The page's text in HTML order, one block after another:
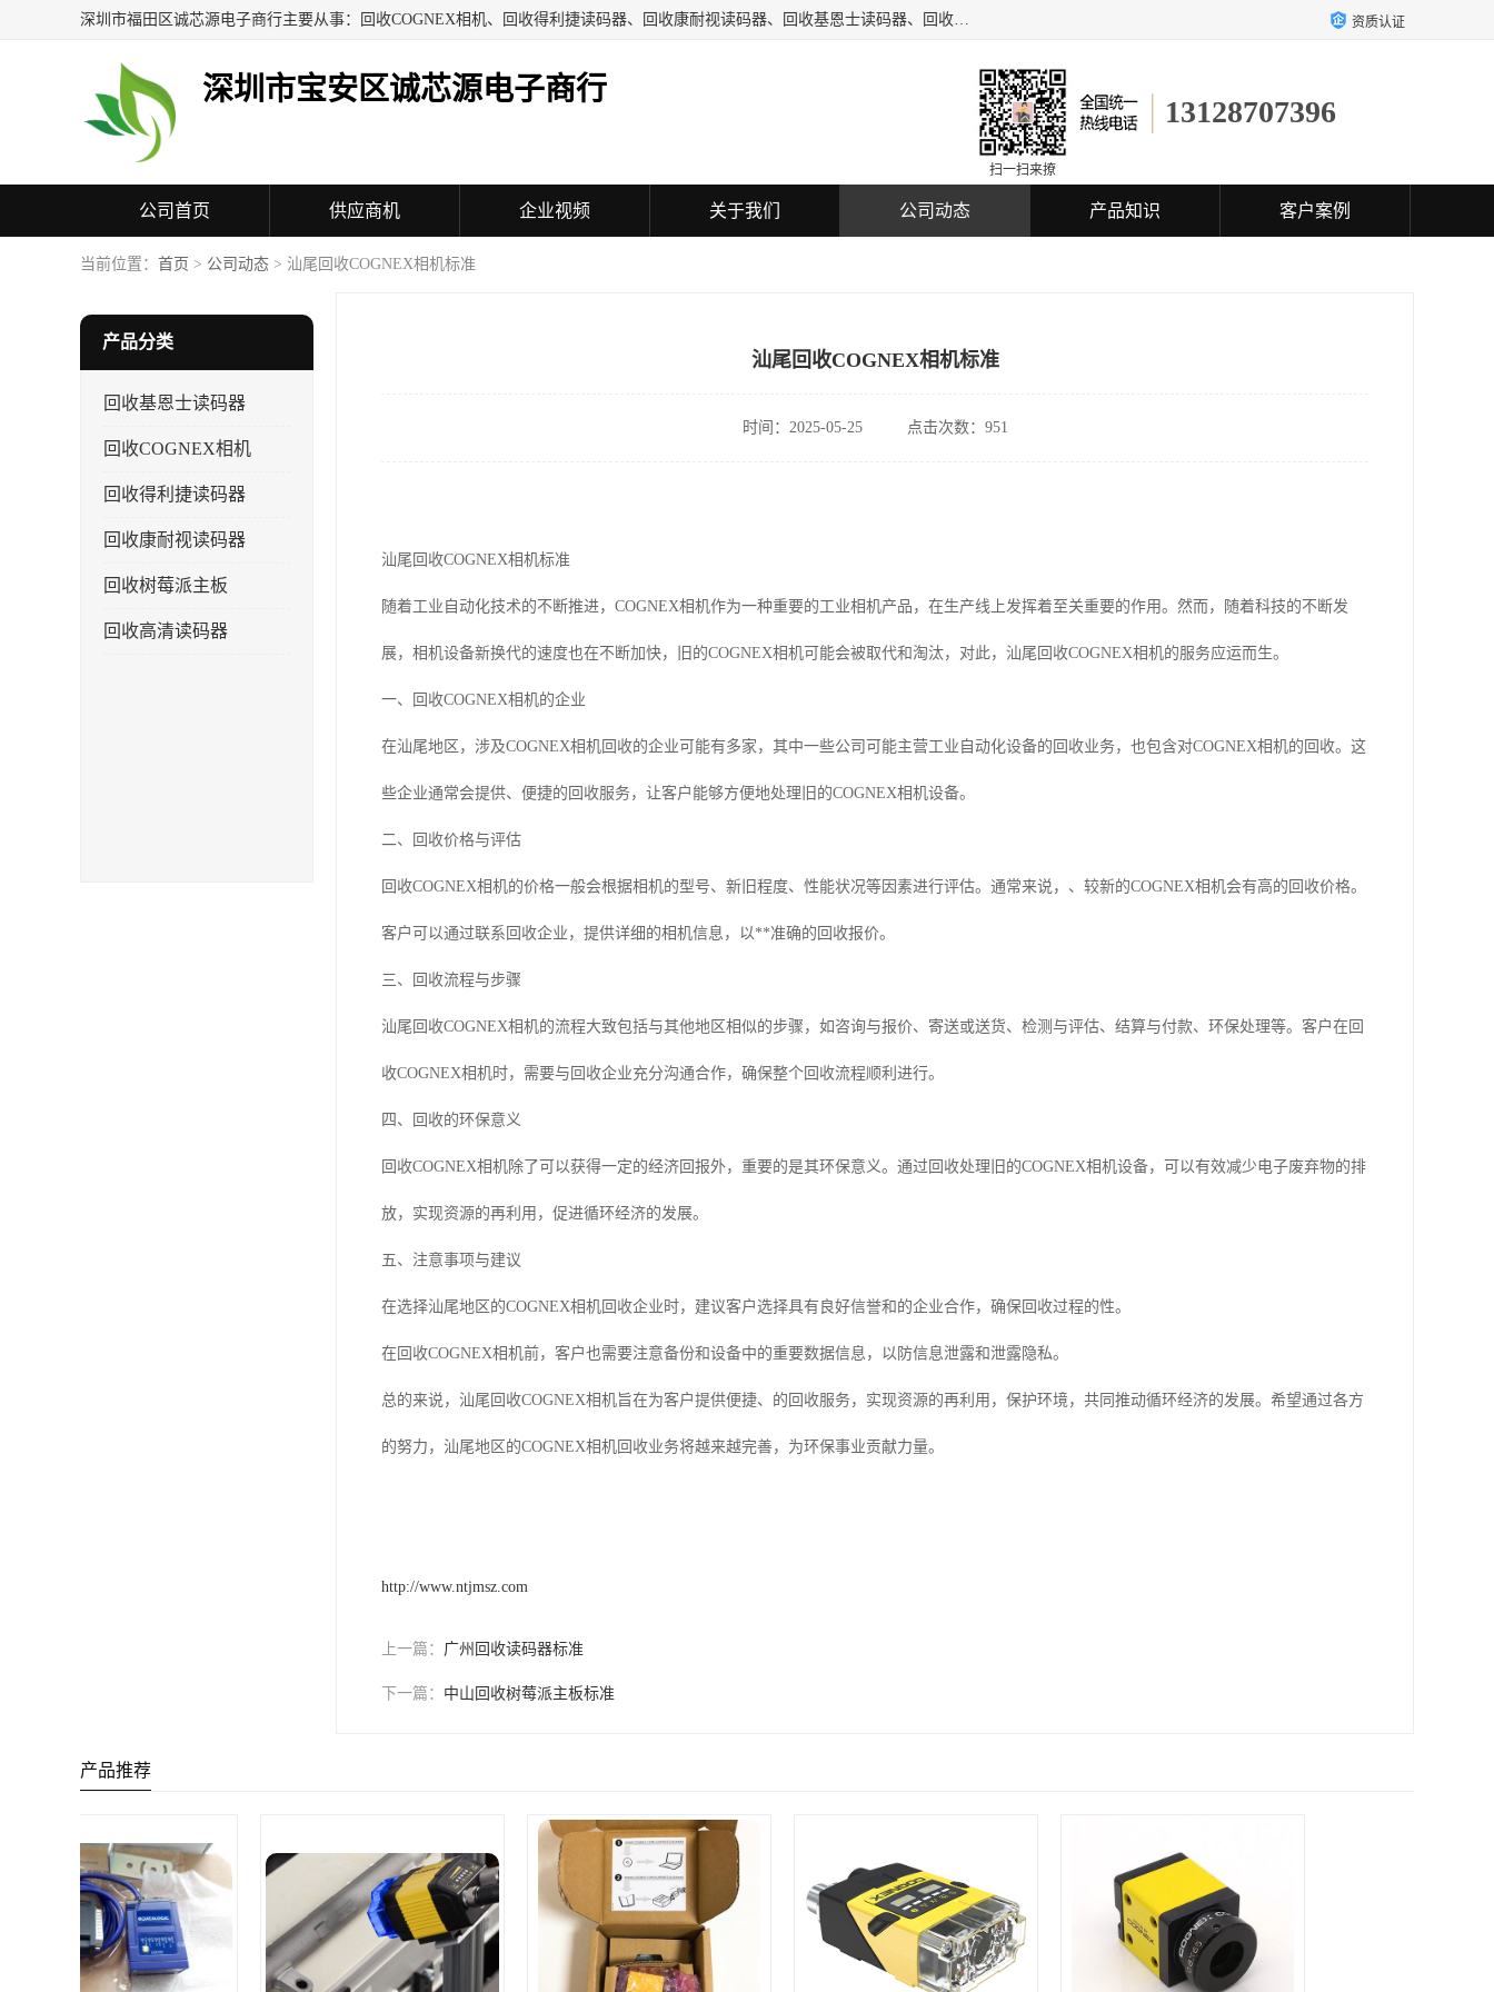
深圳市福田区诚芯源电子商行主要从事：回收COGNEX相机、回收得利捷读码器、回收康耐视读码器、回收基恩士读码器、回收工业自动化设备、机械设备及配件、机电设备及配件、通讯设备、可编程控制器、模块、触摸屏、工业相机、镜头、传感器、放大器、读码器、加密狗等回收业务。 资质认证
深圳市宝安区诚芯源电子商行
13128707396
扫一扫来撩
公司首页 供应商机 企业视频 关于我们 公司动态 产品知识 客户案例
联系方式
当前位置： 首页 > 公司动态 > 汕尾回收COGNEX相机标准
产品分类
回收基恩士读码器
回收COGNEX相机
回收得利捷读码器
回收康耐视读码器
回收树莓派主板
回收高清读码器
汕尾回收COGNEX相机标准
时间：2025-05-25 点击次数：951
汕尾回收COGNEX相机标准
随着工业自动化技术的不断推进，COGNEX相机作为一种重要的工业相机产品，在生产线上发挥着至关重要的作用。然而，随着科技的不断发
展，相机设备新换代的速度也在不断加快，旧的COGNEX相机可能会被取代和淘汰，对此，汕尾回收COGNEX相机的服务应运而生。
一、回收COGNEX相机的企业
在汕尾地区，涉及COGNEX相机回收的企业可能有多家，其中一些公司可能主营工业自动化设备的回收业务，也包含对COGNEX相机的回收。这
些企业通常会提供、便捷的回收服务，让客户能够方便地处理旧的COGNEX相机设备。
二、回收价格与评估
回收COGNEX相机的价格一般会根据相机的型号、新旧程度、性能状况等因素进行评估。通常来说，、较新的COGNEX相机会有高的回收价格。
客户可以通过联系回收企业，提供详细的相机信息，以**准确的回收报价。
三、回收流程与步骤
汕尾回收COGNEX相机的流程大致包括与其他地区相似的步骤，如咨询与报价、寄送或送货、检测与评估、结算与付款、环保处理等。客户在回
收COGNEX相机时，需要与回收企业充分沟通合作，确保整个回收流程顺利进行。
四、回收的环保意义
回收COGNEX相机除了可以获得一定的经济回报外，重要的是其环保意义。通过回收处理旧的COGNEX相机设备，可以有效减少电子废弃物的排
放，实现资源的再利用，促进循环经济的发展。
五、注意事项与建议
在选择汕尾地区的COGNEX相机回收企业时，建议客户选择具有良好信誉和的企业合作，确保回收过程的性。
在回收COGNEX相机前，客户也需要注意备份和设备中的重要数据信息，以防信息泄露和泄露隐私。
总的来说，汕尾回收COGNEX相机旨在为客户提供便捷、的回收服务，实现资源的再利用，保护环境，共同推动循环经济的发展。希望通过各方
的努力，汕尾地区的COGNEX相机回收业务将越来越完善，为环保事业贡献力量。
http://www.ntjmsz.com
上一篇： 广州回收读码器标准
下一篇： 中山回收树莓派主板标准
产品推荐